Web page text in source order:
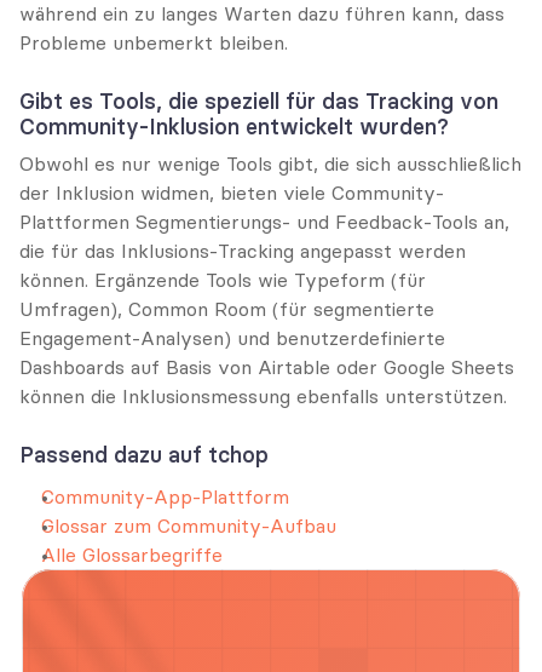
während ein zu langes Warten dazu führen kann, dass
Probleme unbemerkt bleiben.
Gibt es Tools, die speziell für das Tracking von
Community-Inklusion entwickelt wurden?
Obwohl es nur wenige Tools gibt, die sich ausschließlich
der Inklusion widmen, bieten viele Community-
Plattformen Segmentierungs- und Feedback-Tools an,
die für das Inklusions-Tracking angepasst werden
können. Ergänzende Tools wie Typeform (für
Umfragen), Common Room (für segmentierte
Engagement-Analysen) und benutzerdefinierte
Dashboards auf Basis von Airtable oder Google Sheets
können die Inklusionsmessung ebenfalls unterstützen.
Passend dazu auf tchop
Community-App-Plattform
Glossar zum Community-Aufbau
Alle Glossarbegriffe